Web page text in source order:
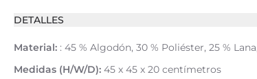
DETALLES
Material: : 45 % Algodón, 30 % Poliéster, 25 %
Medidas (H/W/D): 45 x 45 x 20 centímetros